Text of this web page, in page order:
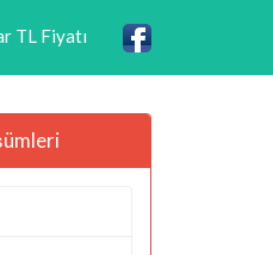
TL Fiyatı